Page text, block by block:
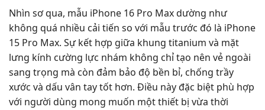
Nhìn sơ qua, mẫu iPhone 16 Pro Max dường như
không quá nhiều cải tiến so với mẫu trước đó là iPhone
15 Pro Max. Sự kết hợp giữa khung titanium và mặt
lưng kính cường lực nhám không chỉ tạo nên vẻ ngoài
sang trọng mà còn đảm bảo độ bền bỉ, chống trầy
xước và dấu vân tay tốt hơn. Điều này đặc biệt phù hợp
với người dùng mong muốn một thiết bị vừa thời